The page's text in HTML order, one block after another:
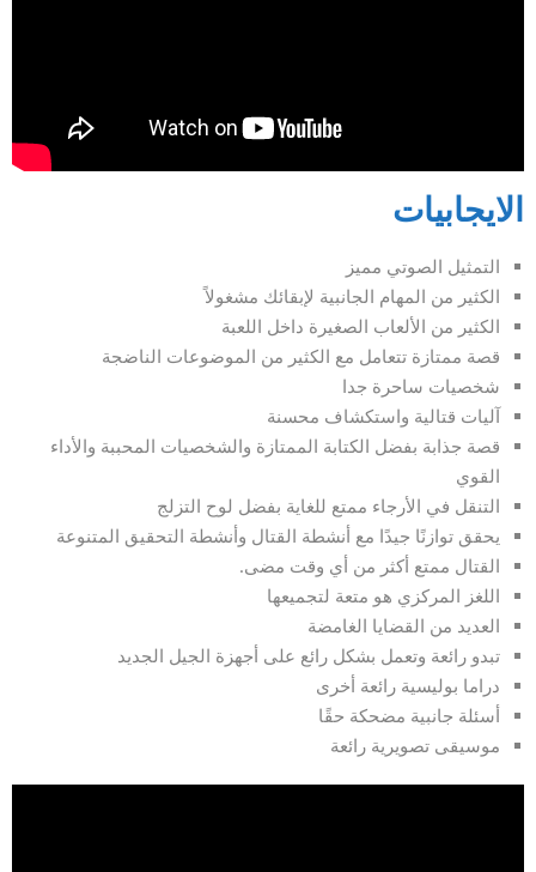
الايجابيات
التمثيل الصوتي مميز
الكثير من المهام الجانبية لإبقائك مشغولاً
الكثير من الألعاب الصغيرة داخل اللعبة
قصة ممتازة تتعامل مع الكثير من الموضوعات الناضجة
شخصيات ساحرة جدا
آليات قتالية واستكشاف محسنة
قصة جذابة بفضل الكتابة الممتازة والشخصيات المحببة والأداء
القوي
التنقل في الأرجاء ممتع للغاية بفضل لوح التزلج
يحقق توازنًا جيدًا مع أنشطة القتال وأنشطة التحقيق المتنوعة
القتال ممتع أكثر من أي وقت مضى.
اللغز المركزي هو متعة لتجميعها
العديد من القضايا الغامضة
تبدو رائعة وتعمل بشكل رائع على أجهزة الجيل الجديد
دراما بوليسية رائعة أخرى
أسئلة جانبية مضحكة حقًا
موسيقى تصويرية رائعة